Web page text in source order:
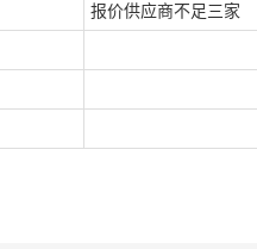
报价供应商不足三家